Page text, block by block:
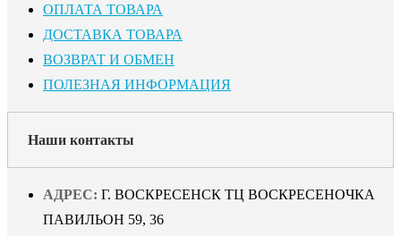
ОПЛАТА ТОВАРА
ДОСТАВКА ТОВАРА
ВОЗВРАТ И ОБМЕН
ПОЛЕЗНАЯ ИНФОРМАЦИЯ
Наши контакты
АДРЕС: Г. ВОСКРЕСЕНСК ТЦ ВОСКРЕСЕНОЧКА
ПАВИЛЬОН 59, 36